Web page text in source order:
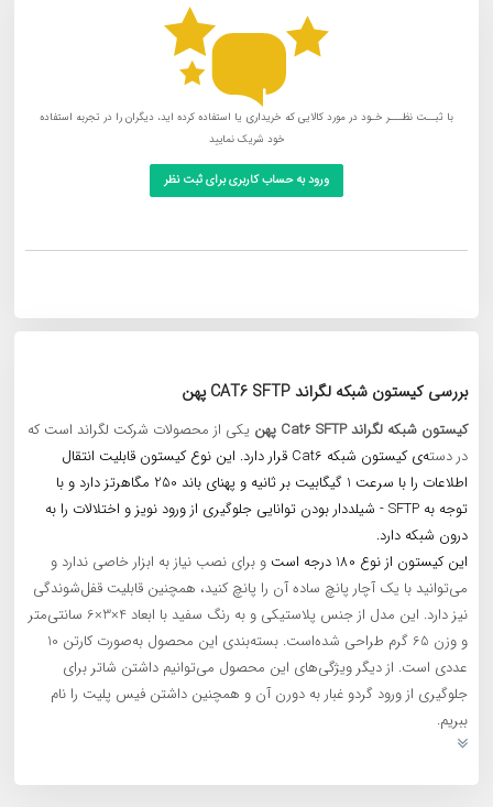
با ثبــت نظـــر خـود در مورد کالایی که خریداری یا استفاده کرده اید، دیگران را در تجربه استفاده
خود شریک نمایید
ورود به حساب کاربری برای ثبت نظر
بررسی کیستون شبکه لگراند CAT6 SFTP پهن
کیستون شبکه لگراند Cat6 SFTP پهن
یکی از محصولات شرکت لگراند است که
در دست
ه‌ی کیستون شبکه Cat6 قرار دارد. این نوع کیستون قابلیت انتقال
اطلاعات را با سرعت 1 گیگابیت بر ثانیه و پهنای باند 250 مگاهرتز دارد و با
توجه به SFTP - شیلددار بودن توانایی جلوگیری از ورود نویز و اختلالات را به
درون شبکه دارد.
این کیستون از نوع 180 درجه است
و برای نصب نیاز به ابزار خاصی ندارد و
می‌توانید با یک آچار پانچ ساده آن را پانچ کنید، همچنین قابلیت قفل‌شوندگی
نیز دارد. این مدل از جنس پلاستیکی و به رنگ سفید با ابعاد 4×3×6 سانتی‌متر
و وزن 65 گرم طراحی شده‌است. بسته‌بندی این محصول به‌صورت کارتن‌ 10
عددی است. از دیگر ویژگی‌های این محصول می‌توانیم داشتن شاتر برای
جلوگیری از ورود گردو غبار به دورن آن و همچنین داشتن فیس پلیت را نام
ببریم.